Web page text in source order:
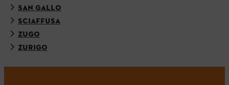
SAN GALLO
SCIAFFUSA
ZUGO
ZURIGO